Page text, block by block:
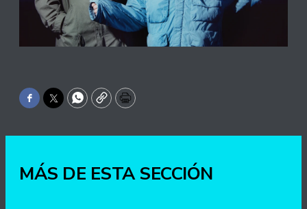
Facebook
TwitterWhatsApp
CopyPrint
MÁS DE ESTA SECCIÓN